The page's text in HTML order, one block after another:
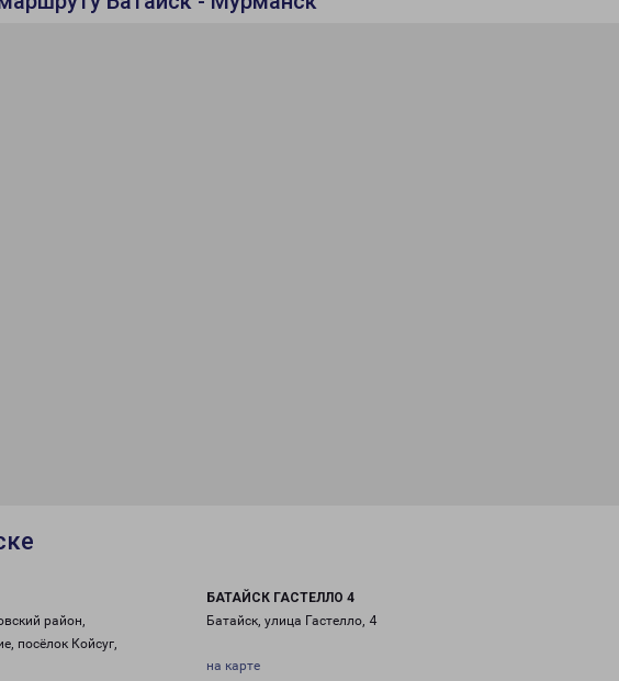
район,
посёлок Койсуг,
БАТАЙСК ГАСТЕЛЛО 4
Батайск, улица Гастелло, 4
на карте